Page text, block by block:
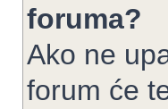
foruma?
Ako ne
forum će